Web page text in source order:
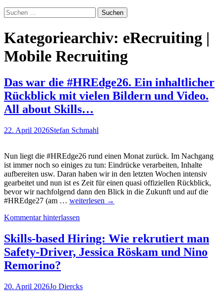
Suchen
nach:
Kategoriearchiv: eRecruiting |
Mobile Recruiting
Das war die #HREdge26. Ein inhaltlicher
Rückblick mit vielen Bildern und Video.
All about Skills…
22. April 2026Stefan Schmahl
Nun liegt die #HREdge26 rund einen Monat zurück. Im Nachgang
ist immer noch so einiges zu tun: Eindrücke verarbeiten, Inhalte
aufbereiten usw. Daran haben wir in den letzten Wochen intensiv
gearbeitet und nun ist es Zeit für einen quasi offiziellen Rückblick,
bevor wir nachfolgend dann den Blick in die Zukunft und auf die
#HREdge27 (am … Das
die
Ein
inhaltlicher
Rückblick
und
weiterlesen →
Kommentar hinterlassen
Skills-based Hiring: Wie rekrutiert man
Safety-Driver, Jessica Röskam und Nino
Remorino?
20. April 2026Jo Diercks